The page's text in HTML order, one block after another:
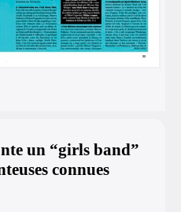
un “girls band”
connues